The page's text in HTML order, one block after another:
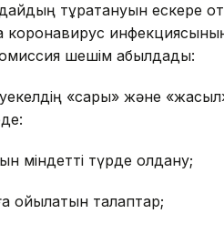
тұрақтануын ескере
коронавирус
шешім қабылдады:
«сары» және
міндетті түрде қолдану;
қойылатын талаптар;